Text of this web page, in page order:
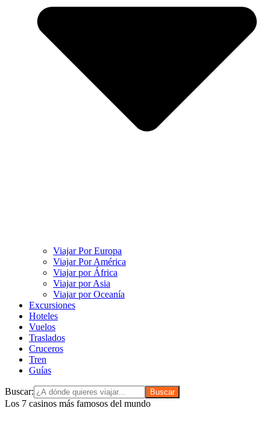
Viajar Por Europa
Viajar Por América
Viajar por África
Viajar por Asia
Viajar por Oceanía
Excursiones
Hoteles
Vuelos
Traslados
Cruceros
Tren
Guías
Buscar:
Los 7 casinos más famosos del mundo